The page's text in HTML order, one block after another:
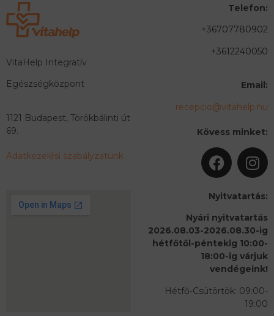
VitaHelp Integratív
Egészségközpont
1121 Budapest, Törökbálinti út
69.
Adatkezelési szabályzatunk
Telefon:
+36707780902
+3612240050
Email:
recepcio@vitahelp.hu
Kövess minket:
Nyitvatartás:
Nyári nyitvatartás
2026.08.03-2026.08.30-ig
hétfőtől-péntekig 10:00-
18:00-ig várjuk
vendégeink!
Hétfő-Csütörtök: 09:00-
19:00